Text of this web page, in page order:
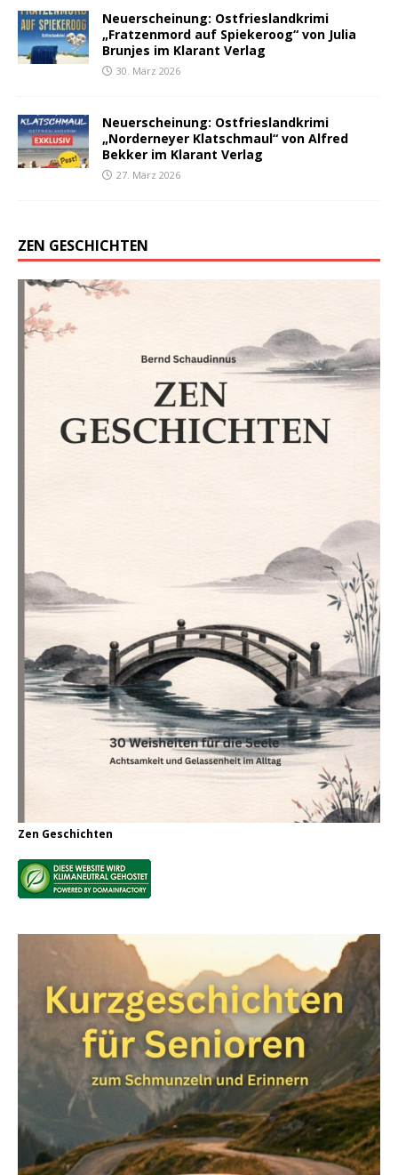
Neuerscheinung: Ostfrieslandkrimi
„Fratzenmord auf Spiekeroog“ von Julia
Brunjes im Klarant Verlag
30. März 2026
Neuerscheinung: Ostfrieslandkrimi
„Norderneyer Klatschmaul“ von Alfred
Bekker im Klarant Verlag
27. März 2026
ZEN GESCHICHTEN
Zen Geschichten